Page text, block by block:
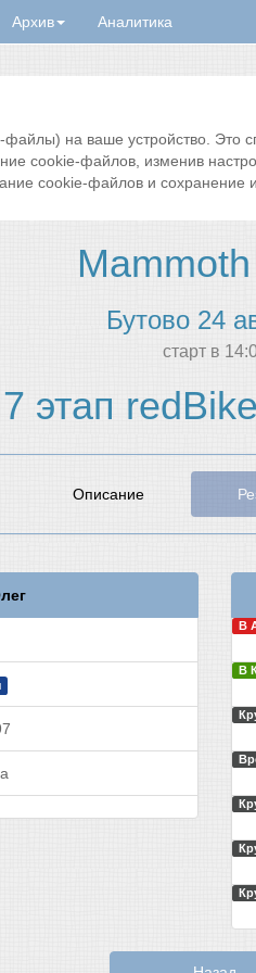
Архив Аналитика
на ваше устройство. Это
cookie-файлов, изменив
cookie-файлов и сохранение
Бутово 24
cтарт в
7 этап
Описание
В
В